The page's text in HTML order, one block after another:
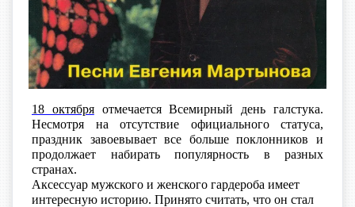
18 октябряотмечается Всемирный день галстука.
Несмотря на отсутствие официального статуса,
праздник завоевывает все больше поклонников и
продолжает набирать популярность в разных
странах.
Аксессуар мужского и женского гардероба имеет
интересную историю. Принято считать, что он стал